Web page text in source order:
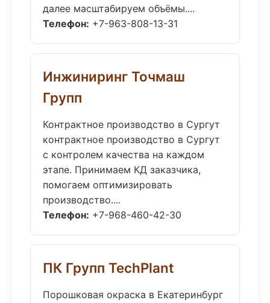
далее масштабируем объёмы....
Телефон: +7-963-808-13-31
Инжиниринг Точмаш
Групп
Контрактное производство в Сургут
контрактное производство в Сургут
с контролем качества на каждом
этапе. Принимаем КД заказчика,
помогаем оптимизировать
производство....
Телефон: +7-968-460-42-30
ПК Групп TechPlant
Порошковая окраска в Екатеринбург